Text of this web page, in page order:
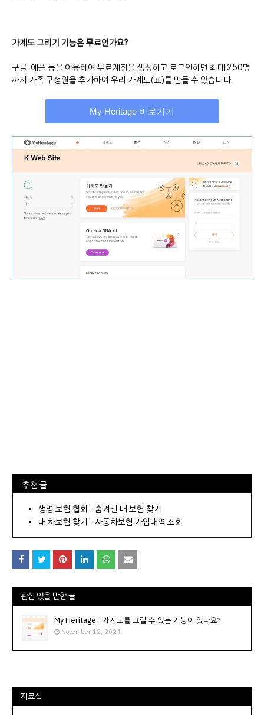
가계도 그리기 기능은 무료인가요?
구글, 애플 등을 이용하여 무료계정을 생성하고 로그인하면 최대 250명
까지 가족 구성원을 추가하여 우리 가계도(표)를 만들 수 있습니다.
My Heritage 바로가기
⠀추천 글
⠀­­­­­­­­؜؜؜؜­­­­­­­­؜؜؜؜• 생명 보험 협회 - 숨겨진 내 보험 찾기
내 차보험 찾기 - 자동차보험 가입내역 조회
관심 있을 만한 글
My Heritage - 가계도를 그릴 수 있는 기능이 있나요?
November 12, 2024
자료실